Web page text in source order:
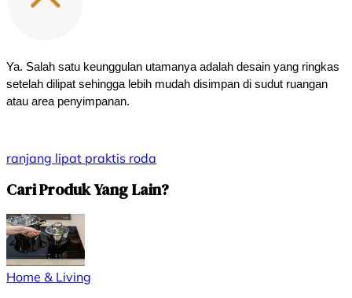
Ya. Salah satu keunggulan utamanya adalah desain yang ringkas
setelah dilipat sehingga lebih mudah disimpan di sudut ruangan
atau area penyimpanan.
ranjang lipat praktis roda
Cari Produk Yang Lain?
Home & Living